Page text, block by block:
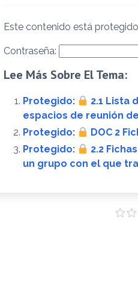
Este contenido está
Contraseña:
Lee Más Sobre El Tema:
Protegido:
2.1 Lista
espacios de reunión
Protegido:
DOC 2
Protegido:
2.2
un grupo con el que